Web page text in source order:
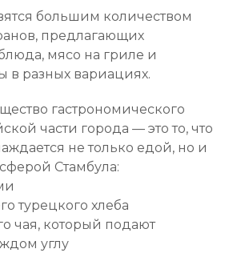
большим количеством
предлагающих
мясо на гриле и
в разных вариациях.
гастрономического
части города — это то, что
не только едой, но и
Стамбула:
турецкого хлеба
чая, который подают
углу